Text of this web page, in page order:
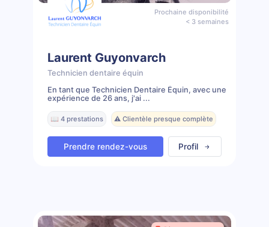
Prochaine disponibilité
< 3 semaines
Laurent Guyonvarch
Technicien dentaire équin
En tant que Technicien Dentaire Équin, avec une
expérience de 26 ans, j'ai ...
📖 4 prestations ⚠️ Clientèle presque complète
Prendre rendez-vous Profil